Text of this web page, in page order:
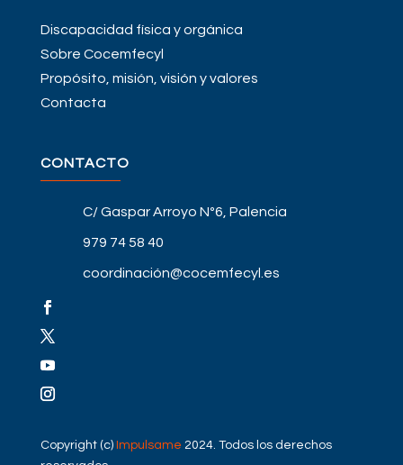
Discapacidad física y orgánica
Sobre Cocemfecyl
Propósito, misión, visión y valores
Contacta
CONTACTO
C/ Gaspar Arroyo Nº6, Palencia
979 74 58 40
coordinación@cocemfecyl.es
Copyright (c) Impulsame 2024. Todos los derechos